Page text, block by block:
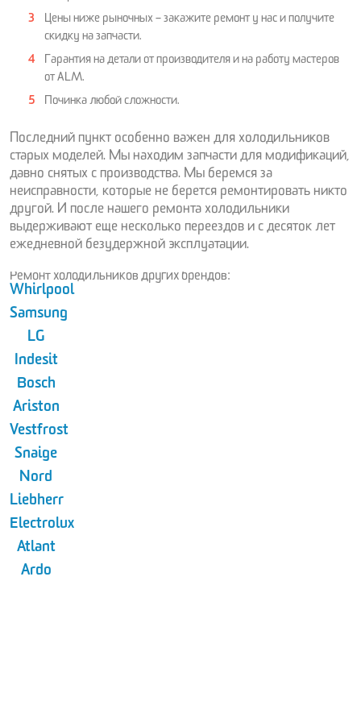
Цены ниже рыночных – закажите ремонт у нас и получите
скидку на запчасти.
Гарантия на детали от производителя и на работу мастеров
от ALM.
Починка любой сложности.
Последний пункт особенно важен для холодильников
старых моделей. Мы находим запчасти для модификаций,
давно снятых с производства. Мы беремся за
неисправности, которые не берется ремонтировать никто
другой. И после нашего ремонта холодильники
выдерживают еще несколько переездов и с десяток лет
ежедневной безудержной эксплуатации.
Ремонт холодильников других брендов:
Whirlpool
Samsung
LG
Indesit
Bosch
Ariston
Vestfrost
Snaige
Nord
Liebherr
Electrolux
Atlant
Ardo